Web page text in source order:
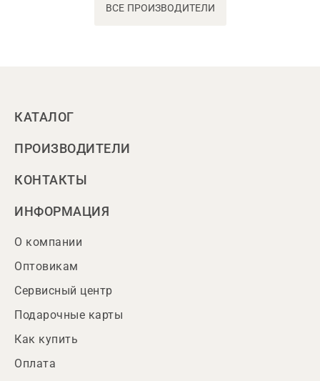
ВСЕ ПРОИЗВОДИТЕЛИ
КАТАЛОГ
ПРОИЗВОДИТЕЛИ
КОНТАКТЫ
ИНФОРМАЦИЯ
О компании
Оптовикам
Сервисный центр
Подарочные карты
Как купить
Оплата